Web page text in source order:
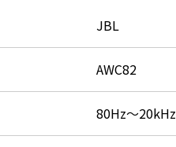
JBL
AWC82
80Hz～20kHz